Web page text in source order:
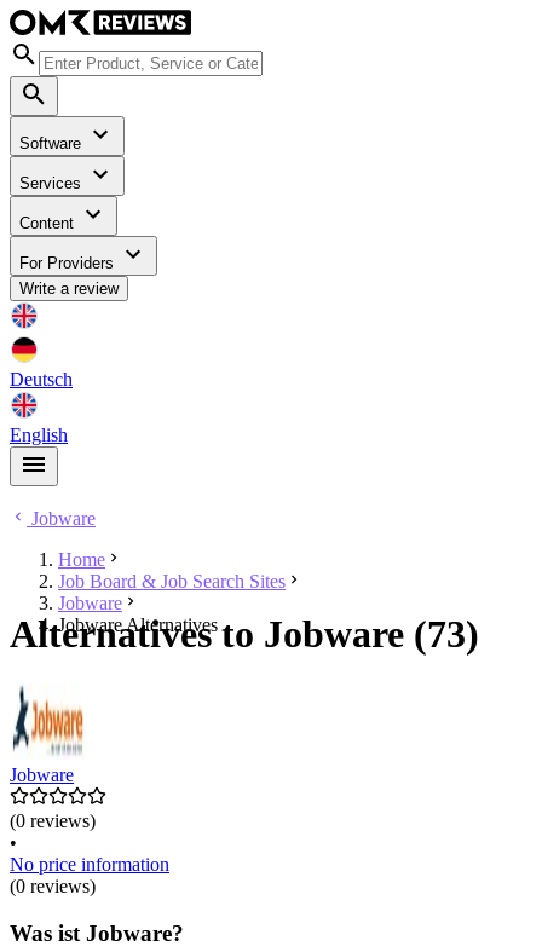
Software
Services
Content
For Providers
Write a review
Deutsch
English
Jobware
Home
Job Board & Job Search Sites
Jobware
Jobware Alternatives
Alternatives to Jobware (73)
Jobware
(0 reviews)
•
No price information
(0 reviews)
Was ist Jobware?